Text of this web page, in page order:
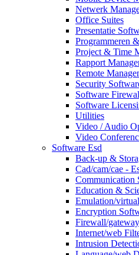
Netwerk
Office Suites
Presentatie
Programmeren
Project & Time
Rapport
Remote
Security
Software
Software
Utilities
Video / Audio
Video
Software Esd
Back-up &
Cad/cam/cae -
Communication
Education &
Emulation/
Encryption
Firewall/
Internet/web
Intrusion